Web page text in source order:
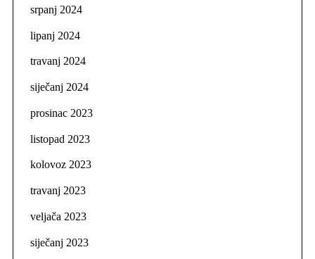
srpanj 2024
lipanj 2024
travanj 2024
siječanj 2024
prosinac 2023
listopad 2023
kolovoz 2023
travanj 2023
veljača 2023
siječanj 2023